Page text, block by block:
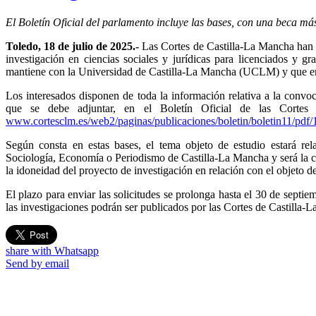
El Boletín Oficial del parlamento incluye las bases, con una beca
Toledo, 18 de julio de 2025.-Las Cortes de Castilla-La Mancha han
investigación en ciencias sociales y jurídicas para licenciados y
mantiene con la Universidad de Castilla-La Mancha (UCLM) y que
Los interesados disponen de toda la información relativa a la
que se debe adjuntar, en el Boletín Oficial de las Cortes
www.cortesclm.es/web2/paginas/publicaciones/boletin/boletin11/pdf/
Según consta en estas bases, el tema objeto de estudio estará
Sociología, Economía o Periodismo de Castilla-La Mancha y será
la idoneidad del proyecto de investigación en relación con el objeto
El plazo para enviar las solicitudes se prolonga hasta el 30 de
las investigaciones podrán ser publicados por las Cortes de Castilla-
share with Whatsapp
Send by email